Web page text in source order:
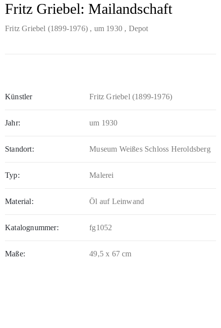
Fritz Griebel: Mailandschaft
Fritz Griebel (1899-1976) , um 1930 , Depot
Künstler Fritz Griebel (1899-1976)
Jahr: um 1930
Standort: Museum Weißes Schloss Heroldsberg
Typ: Malerei
Material: Öl auf Leinwand
Katalognummer: fg1052
Maße: 49,5 x 67 cm